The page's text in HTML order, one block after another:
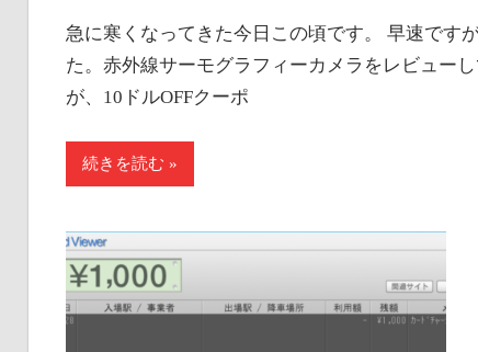
急に寒くなってきた今日この頃です。 早速です
た。赤外線サーモグラフィーカメラをレビュー
が、10ドルOFFクーポ
続きを読む